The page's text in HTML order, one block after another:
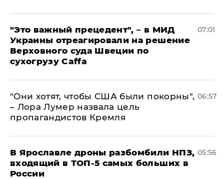
"Это важный прецедент", – в МИД
Украины отреагировали на решение
Верховного суда Швеции по
сухогрузу Caffa
07:01
"Они хотят, чтобы США были покорны",
– Лора Лумер назвала цель
пропагандистов Кремля
06:57
В Ярославле дроны разбомбили НПЗ,
входящий в ТОП-5 самых больших в
России
05:56